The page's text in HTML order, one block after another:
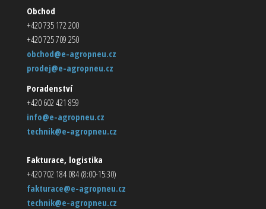
Obchod
+420 735 172 200
+420 725 709 250
obchod@e-agropneu.cz
prodej@e-agropneu.cz
Poradenství
+420 602 421 859
info@e-agropneu.cz
technik@e-agropneu.cz
Fakturace, logistika
+420 702 184 084 (8:00-15:30)
fakturace@e-agropneu.cz
technik@e-agropneu.cz